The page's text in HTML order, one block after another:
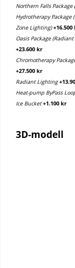
Northern Falls
Hydrotherapy Package
Zone Lighting)+16.500
Oasis Package
+23.600 kr
Chromotherapy
+27.500 kr
Radiant Lighting
Heat-pump ByPass
Ice Bucket+1.100 kr
3D-modell